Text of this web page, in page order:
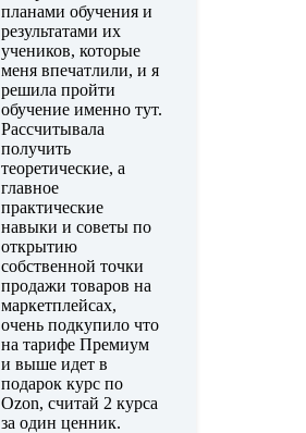
планами обучения и
результатами их
учеников, которые
меня впечатлили, и я
решила пройти
обучение именно тут.
Рассчитывала
получить
теоретические, а
главное
практические
навыки и советы по
открытию
собственной точки
продажи товаров на
маркетплейсах,
очень подкупило что
на тарифе Премиум
и выше идет в
подарок курс по
Ozon, считай 2 курса
за один ценник.